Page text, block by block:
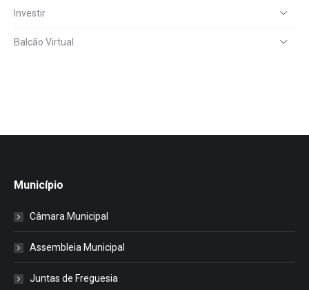
Investir
Balcão Virtual
Município
Câmara Municipal
Assembleia Municipal
Juntas de Freguesia